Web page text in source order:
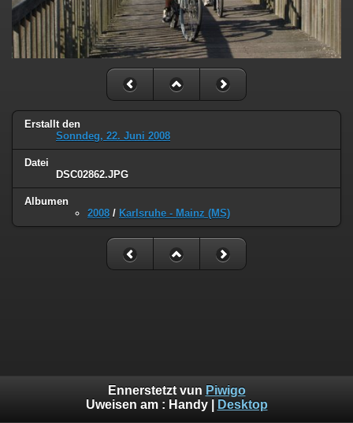
Erstallt den
Sonndeg, 22. Juni 2008
Datei
DSC02862.JPG
Albumen
2008 / Karlsruhe - Mainz (MS)
Ennerstetzt vun Piwigo
Uweisen am : Handy| Desktop